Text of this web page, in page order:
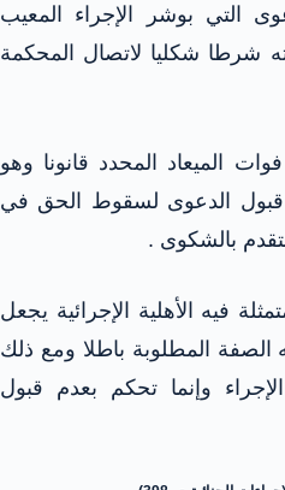
التي بوشر الإجراء المعيب
شرطا شكليا لاتصال المحكمة
الميعاد المحدد قانونا وهو
قبول الدعوى لسقوط الحق في
بالشكوى .
فيه الأهلية الإجرائية يجعل
الصفة المطلوبة باطلا ومع ذلك
وإنما تحكم بعدم قبول